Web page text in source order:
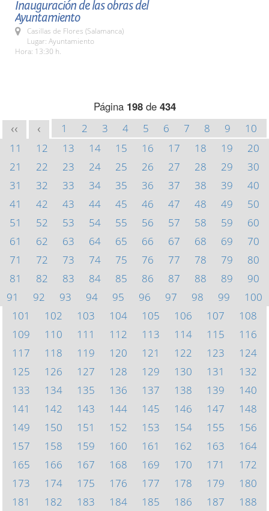
Inauguración de las obras del
Ayuntamiento
Casillas de Flores (Salamanca)
Lugar: Ayuntamiento
Hora: 13:30 h.
Página 198de 434
<< < 1 2 3 4 5 6 7 8 9
10
11
12 13 14 15 16 17 18 19
20
21
22 23 24 25 26 27 28 29
30
31
32 33 34 35 36 37 38 39
40
41
42 43 44 45 46 47 48 49
50
51
52 53 54 55 56 57 58 59
60
61
62 63 64 65 66 67 68 69
70
71
72 73 74 75 76 77 78 79
80
81
82 83 84 85 86 87 88 89
90
91
92 93 94 95 96 97 98 99
100
101
102 103 104 105 106 107
108
109
110 111 112 113 114 115
116
117
118 119 120 121 122 123
124
125
126 127 128 129 130 131
132
133
134 135 136 137 138 139
140
141
142 143 144 145 146 147
148
149
150 151 152 153 154 155
156
157
158 159 160 161 162 163
164
165
166 167 168 169 170 171
172
173
174 175 176 177 178 179
180
181
182 183 184 185 186 187
188